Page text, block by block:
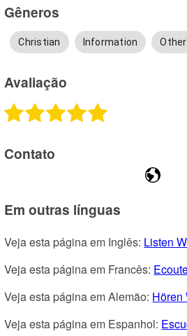
Gêneros
Christian Information Other
Avaliação
Contato
Em outras línguas
Veja esta página em Inglês: Listen
Veja esta página em Francês:
Veja esta página em Alemão: Hören
Veja esta página em Espanhol: